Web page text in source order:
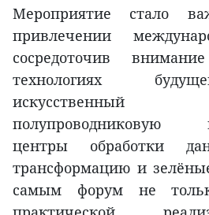
Мероприятие стало
привлечении
сосредоточив
технологиях
искусственный
полупроводниковую
центры обработки
трансформацию и
самым форум не